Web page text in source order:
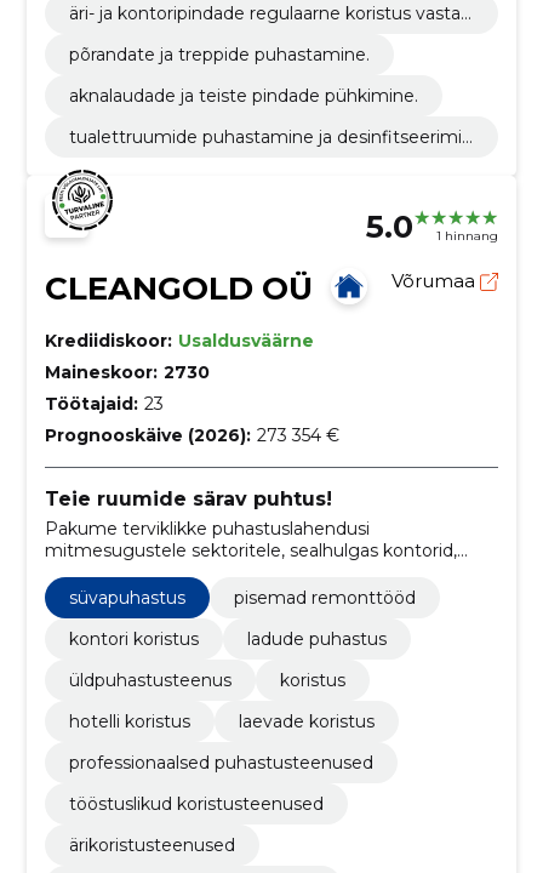
äri- ja kontoripindade regulaarne koristus vastav
põrandate ja treppide puhastamine.
aknalaudade ja teiste pindade pühkimine.
tualettruumide puhastamine ja desinfitseerimin
5.0 1 hinnang
CLEANGOLD OÜ Võrumaa
Krediidiskoor: Usaldusväärne
Maineskoor: 2730
Töötajaid: 23
Prognooskäive (2026): 273 354 €
Teie ruumide särav puhtus!
Pakume terviklikke puhastuslahendusi
mitmesugustele sektoritele, sealhulgas kontorid,
süvapuhastus
pisemad remonttööd
kontori koristus
ladude puhastus
üldpuhastusteenus
koristus
hotelli koristus
laevade koristus
professionaalsed puhastusteenused
tööstuslikud koristusteenused
ärikoristusteenused